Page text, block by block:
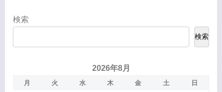
検索
検索
2026年8月
月 火 水 木 金 土
日